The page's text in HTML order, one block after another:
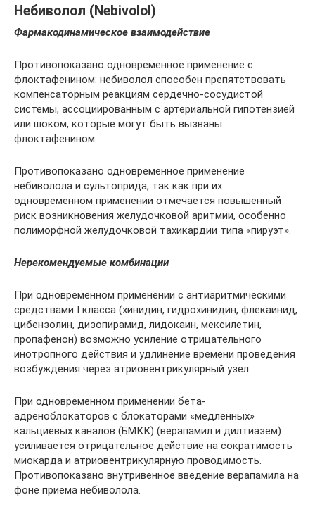
Небиволол (Nebivolol)
Фармакодинамическое взаимодействие
Противопоказано одновременное применение с
флоктафенином: небиволол способен препятствовать
компенсаторным реакциям сердечно-сосудистой
системы, ассоциированным с артериальной гипотензией
или шоком, которые могут быть вызваны
флоктафенином.
Противопоказано одновременное применение
небиволола и сультоприда, так как при их
одновременном применении отмечается повышенный
риск возникновения желудочковой аритмии, особенно
полиморфной желудочковой тахикардии типа «пируэт».
Нерекомендуемые комбинации
При одновременном применении с антиаритмическими
средствами I класса (хинидин, гидрохинидин, флекаинид,
цибензолин, дизопирамид, лидокаин, мексилетин,
пропафенон) возможно усиление отрицательного
инотропного действия и удлинение времени проведения
возбуждения через атриовентрикулярный узел.
При одновременном применении бета-
адреноблокаторов с блокаторами «медленных»
кальциевых каналов (БМКК) (верапамил и дилтиазем)
усиливается отрицательное действие на сократимость
миокарда и атриовентрикулярную проводимость.
Противопоказано внутривенное введение верапамила на
фоне приема небиволола.